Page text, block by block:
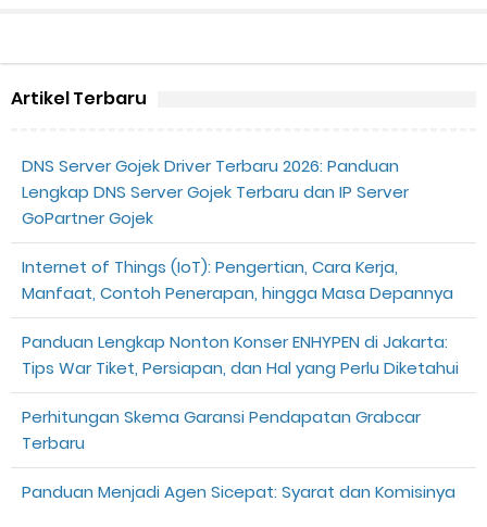
Artikel Terbaru
DNS Server Gojek Driver Terbaru 2026: Panduan
Lengkap DNS Server Gojek Terbaru dan IP Server
GoPartner Gojek
Internet of Things (IoT): Pengertian, Cara Kerja,
Manfaat, Contoh Penerapan, hingga Masa Depannya
Panduan Lengkap Nonton Konser ENHYPEN di Jakarta:
Tips War Tiket, Persiapan, dan Hal yang Perlu Diketahui
Perhitungan Skema Garansi Pendapatan Grabcar
Terbaru
Panduan Menjadi Agen Sicepat: Syarat dan Komisinya